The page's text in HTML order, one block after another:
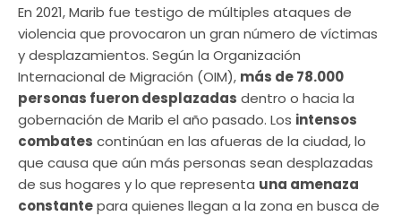
En 2021, Marib fue testigo de múltiples ataques de
violencia que provocaron un gran número de víctimas
y desplazamientos. Según la Organización
Internacional de Migración (OIM), más de 78.000
personas fueron desplazadas dentro o hacia la
gobernación de Marib el año pasado. Los intensos
combates continúan en las afueras de la ciudad, lo
que causa que aún más personas sean desplazadas
de sus hogares y lo que representa una amenaza
constantepara quienes llegan a la zona en busca de